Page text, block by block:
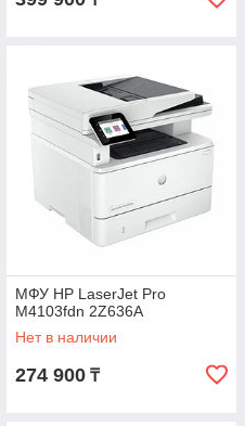
МФУ HP LaserJet Pro
M4103fdn 2Z636A
Нет в наличии
274 900 ₸